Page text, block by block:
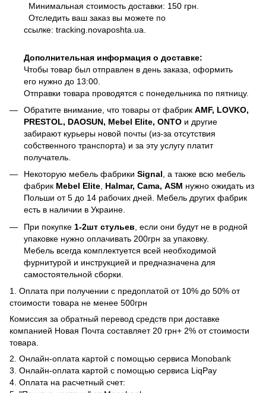
Минимальная стоимость доставки: 150 грн.
Отследить ваш заказ вы можете по
ссылке: tracking.novaposhta.ua.
Дополнительная информация о доставке:
Чтобы товар был отправлен в день заказа, оформить
его нужно до 13:00.
Отправки товара проводятся с понедельника по пятницу.
Обратите внимание, что товары от фабрик AMF, LOVKO,
PRESTOL, DAOSUN, Mebel Elite, ONTO и другие
забирают курьеры новой почты (из-за отсутствия
собственного транспорта) и за эту услугу платит
получатель.
Некоторую мебель фабрики Signal, а также всю мебель
фабрик Mebel Elite, Halmar, Cama, ASM нужно ожидать из
Польши от 5 до 14 рабочих дней. Мебель других фабрик
есть в наличии в Украине.
При покупке 1-2шт стульев , если они будут не в родной
упаковке нужно оплачивать 200грн за упаковку.
Мебель всегда комплектуется всей необходимой
фурнитурой и инструкцией и предназначена для
самостоятельной сборки.
1. Оплата при получении с предоплатой от 10% до 50% от
стоимости товара не менее 500грн
Комиссия за обратный перевод средств при доставке
компанией Новая Почта составляет 20 грн+ 2% от стоимости
товара.
2. Онлайн-оплата картой с помощью сервиса Monobank
3. Онлайн-оплата картой с помощью сервиса LiqPay
4. Оплата на расчетный счет: